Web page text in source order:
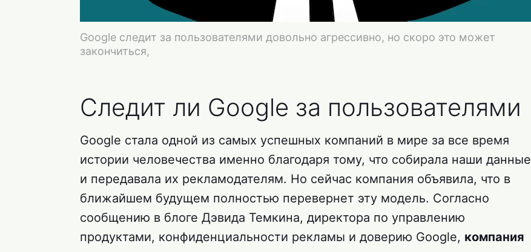
Google следит за пользователями довольно агрессивно, но скоро это может
закончиться,
Следит ли Google за пользователями
Google стала одной из самых успешных компаний в мире за все время
истории человечества именно благодаря тому, что собирала наши данные
и передавала их рекламодателям. Но сейчас компания объявила, что в
ближайшем будущем полностью перевернет эту модель. Согласно
сообщению в блоге Дэвида Темкина, директора по управлению
продуктами, конфиденциальности рекламы и доверию Google, компания